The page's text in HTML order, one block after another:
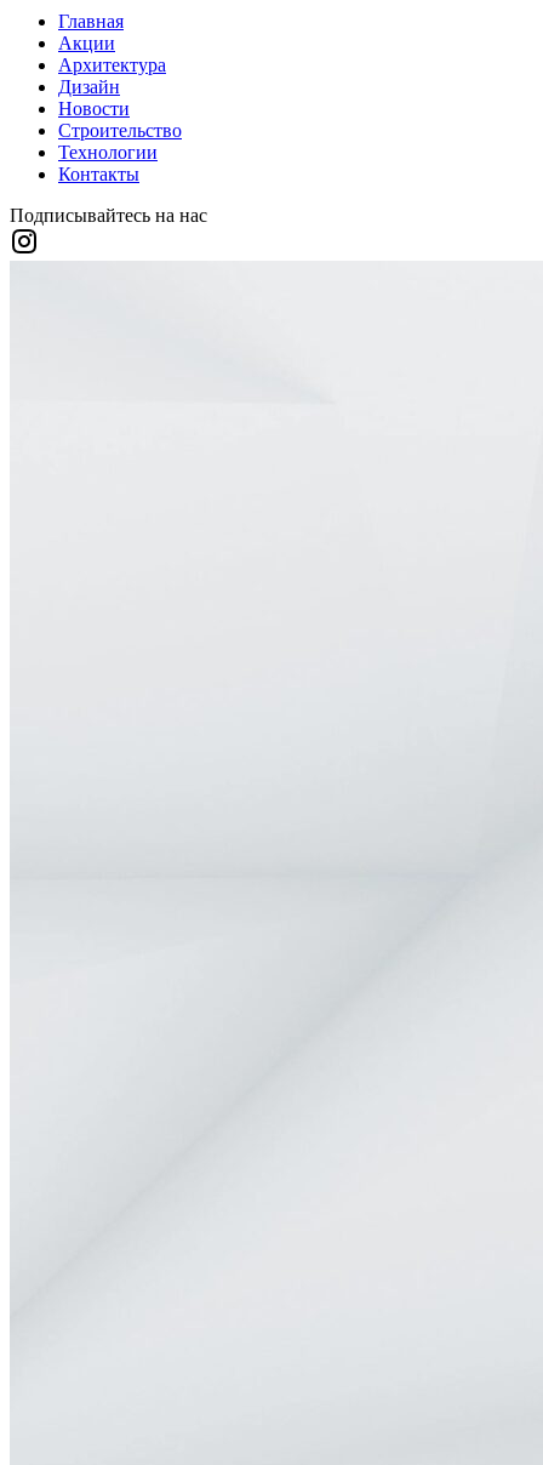
Главная
Акции
Архитектура
Дизайн
Новости
Строительство
Технологии
Контакты
Подписывайтесь на нас